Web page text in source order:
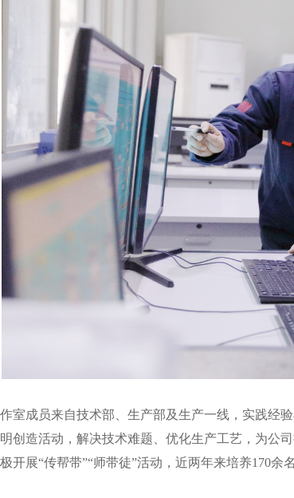
室成员来自技术部、生产部及生产一线，实践经
创造活动，解决技术难题、优化生产工艺，为公
开展“传帮带”“师带徒”活动，近两年来培养170